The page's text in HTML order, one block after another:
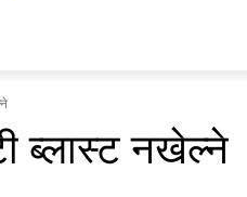
ब्लास्ट नखेल्ने